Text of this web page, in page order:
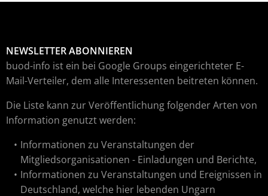
NEWSLETTER ABONNIEREN
buod-info ist ein bei Google Groups eingerichteter E-
Mail-Verteiler, dem alle Interessenten beitreten können.
Die Liste kann zur Veröffentlichung folgender Arten von
Information genutzt werden:
Informationen zu Veranstaltungen der
Mitgliedsorganisationen - Einladungen und Berichte,
Informationen zu Veranstaltungen und Ereignissen in
Deutschland, welche hier lebenden Ungarn